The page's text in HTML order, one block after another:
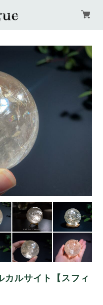
カルサイト【スフィ